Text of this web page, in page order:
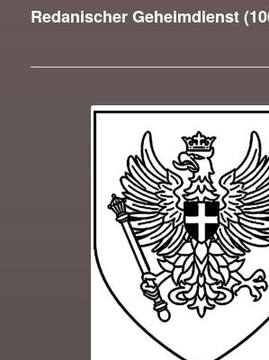
Redanischer Geheimdienst